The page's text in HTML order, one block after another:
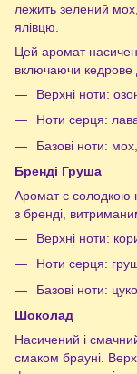
лежить зелений
ялівцю.
Цей аромат
включаючи кедрове
Верхні ноти:
Ноти серця:
Базові ноти:
Бренді Груша
Аромат є солодкою
з бренді,
Верхні ноти:
Ноти серця:
Базові ноти:
Шоколад
Насичений і
смаком брауні.